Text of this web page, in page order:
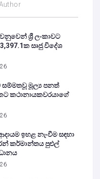
ශ්‍රී ලංකාවට
සෘජු විදේශ
සම්මතවූ මූල්‍ය පනත්
කථානායකවරයාගේ
ඉහළ නැංවීම සඳහා
කර්මාන්තය පුළුල්